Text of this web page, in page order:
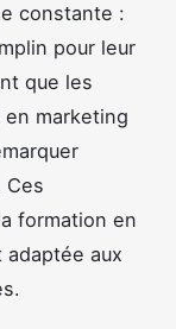
constante :
pour leur
que les
marketing
Ces
formation en
aux